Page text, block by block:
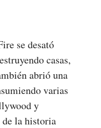
se desató
casas,
abrió una
varias
y
la historia